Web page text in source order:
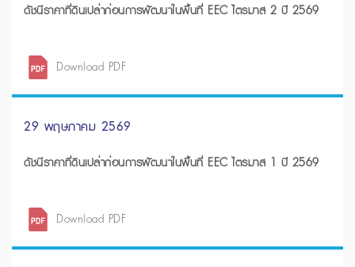
ดัชนีราคาที่ดินเปล่าก่อนการพัฒนาในพื้นที่ EEC ไตรมาส 2 ปี 2569
Download PDF
29 พฤษภาคม 2569
ดัชนีราคาที่ดินเปล่าก่อนการพัฒนาในพื้นที่ EEC ไตรมาส 1 ปี 2569
Download PDF